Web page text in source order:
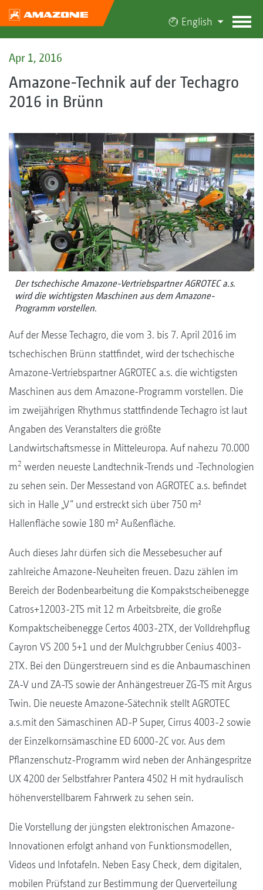
English
Apr 1, 2016
Amazone-Technik auf der Techagro
2016 in Brünn
Der tschechische Amazone-Vertriebspartner AGROTEC a.s.
wird die wichtigsten Maschinen aus dem Amazone-
Programm vorstellen.
Auf der Messe Techagro, die vom 3. bis 7. April 2016 im
tschechischen Brünn stattfindet, wird der tschechische
Amazone-Vertriebspartner AGROTEC a.s. die wichtigsten
Maschinen aus dem Amazone-Programm vorstellen. Die
im zweijährigen Rhythmus stattfindende Techagro ist laut
Angaben des Veranstalters die größte
Landwirtschaftsmesse in Mitteleuropa. Auf nahezu 70.000
m2 werden neueste Landtechnik-Trends und -Technologien
zu sehen sein. Der Messestand von AGROTEC a.s. befindet
sich in Halle „V“ und erstreckt sich über 750 m²
Hallenfläche sowie 180 m² Außenfläche.
Auch dieses Jahr dürfen sich die Messebesucher auf
zahlreiche Amazone-Neuheiten freuen. Dazu zählen im
Bereich der Bodenbearbeitung die Kompakstscheibenegge
Catros+12003-2TS mit 12 m Arbeitsbreite, die große
Kompaktscheibenegge Certos 4003-2TX, der Volldrehpflug
Cayron VS 200 5+1 und der Mulchgrubber Cenius 4003-
2TX. Bei den Düngerstreuern sind es die Anbaumaschinen
ZA-V und ZA-TS sowie der Anhängestreuer ZG-TS mit Argus
Twin. Die neueste Amazone-Sätechnik stellt AGROTEC
a.s.mit den Sämaschinen AD-P Super, Cirrus 4003-2 sowie
der Einzelkornsämaschine ED 6000-2C vor. Aus dem
Pflanzenschutz-Programm wird neben der Anhängespritze
UX 4200 der Selbstfahrer Pantera 4502 H mit hydraulisch
höhenverstellbarem Fahrwerk zu sehen sein.
Die Vorstellung der jüngsten elektronischen Amazone-
Innovationen erfolgt anhand von Funktionsmodellen,
Videos und Infotafeln. Neben Easy Check, dem digitalen,
mobilen Prüfstand zur Bestimmung der Querverteilung